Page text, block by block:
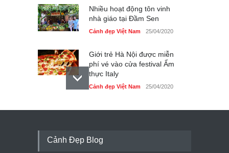
Nhiều hoạt động tôn vinh
nhà giáo tại Đầm Sen
Cảnh đẹp Việt Nam 25/04/2020
Giới trẻ Hà Nội được miễn
phí vé vào cửa festival Ẩm
thực Italy
Cảnh đẹp Việt Nam 25/04/2020
Tam giác mạch khoe sắc
Cảnh Đẹp Blog